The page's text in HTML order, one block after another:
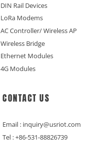
DIN Rail Devices
LoRa Modems
AC Controller/ Wireless AP
Wireless Bridge
Ethernet Modules
4G Modules
CONTACT US
Email : inquiry@usriot.com
Tel : +86-531-88826739